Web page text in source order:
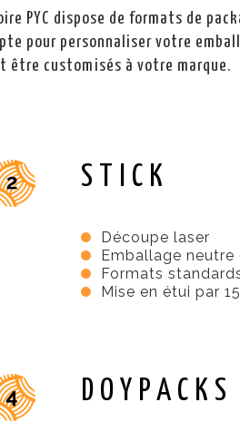
PYC dispose de formats de
pour personnaliser votre
être customisés à votre marque.
STICK
Découpe laser
Emballage neutre
Formats
Mise en étui par
DOYPACKS